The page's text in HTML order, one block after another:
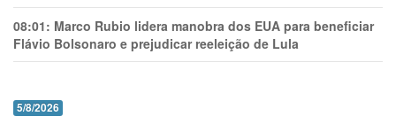
08:01: Marco Rubio lidera manobra dos EUA para beneficiar
Flávio Bolsonaro e prejudicar reeleição de Lula
5/8/2026